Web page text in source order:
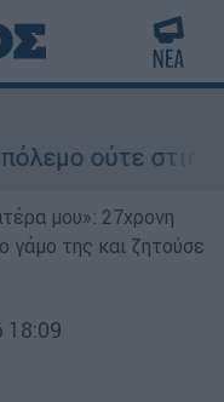
ούτε στις
μου»: 27χρονη
γάμο της και ζητούσε
18:09